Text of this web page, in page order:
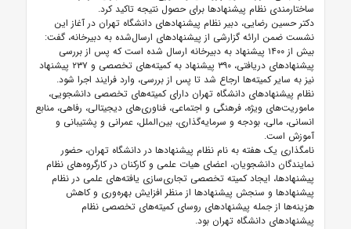
ساختارمندی نظام پیشنهادها برای حصول نتیجه تاکید کرد.
دکتر حسین رضایی، دبیر نظام پیشنهادهای دانشگاه تهران در آغاز این
نشست ضمن ارائه گزارشی از پیشنهادهای ارسال‌شده به دبیرخانه، گفت:
بیش از ۱۴۰۰ پیشنهاد به دبیرخانه ارسال شده است که پس از بررسی
پیشنهادهای دریافتی، ۳۹۰ پیشنهاد به کمیته‌های تخصصی و ۲۳۷ پیشنهاد
نیز به سایر کمیته‌ها ارجاع شد تا پس از بررسی، وارد فرایند اجرا شود.
نظام پیشنهادهای دانشگاه تهران دارای کمیته‌های تخصصی دانشجویی،
ماموریت‌های ویژه، فرهنگی و اجتماعی، فناوری‌های دیجیتالی، رفاهی، منابع
انسانی، مالی، بودجه و سرمایه‌گذاری، بین‌الملل، عمرانی و پشتیبانی و
آموزش است.
نامگذاری یک هفته به نام نظام پیشنهادها در دانشگاه تهران، حضور
نمایندگان دانشجویان، اعضای هیات علمی و کارکنان در کارگروه‌های نظام
پیشنهادها، ایجاد کمیته تخصصی تجاری‌سازی یافته‌های علمی در نظام
پیشنهادها و سنجش پیشنهادها از منظر افزایش بهره‌وری و کاهش
هزینه‌ها از جمله پیشنهادهای روسای کمیته‌های تخصصی نظام
پیشنهادهای دانشگاه تهران بود.